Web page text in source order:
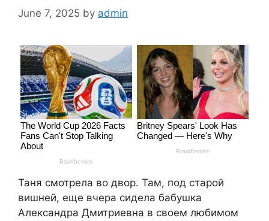
June 7, 2025 by admin
Таня смотрела во двор. Там, под старой
вишней, еще вчера сидела бабушка
Александра Дмитриевна в своем любимом